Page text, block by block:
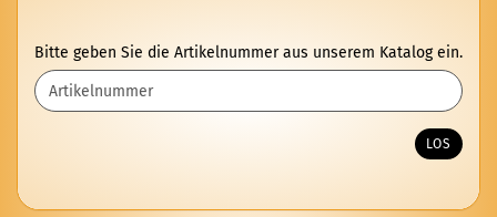
BITTE
GEBEN
SIE
DIE
KATALOG
Bitte geben Sie die Artikelnummer aus unserem Katalog ein.
LOS